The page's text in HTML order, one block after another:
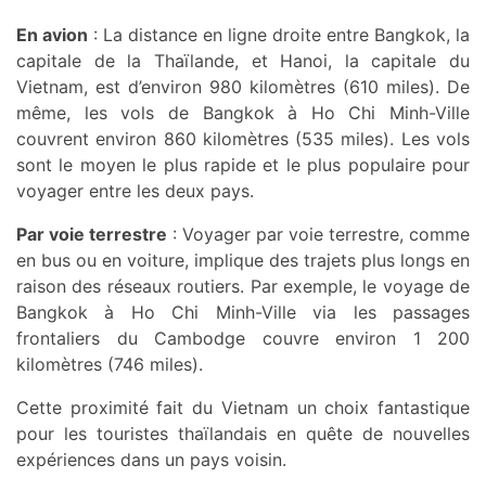
En avion : La distance en ligne droite entre Bangkok, la
capitale de la Thaïlande, et Hanoi, la capitale du
Vietnam, est d’environ 980 kilomètres (610 miles). De
même, les vols de Bangkok à Ho Chi Minh-Ville
couvrent environ 860 kilomètres (535 miles). Les vols
sont le moyen le plus rapide et le plus populaire pour
voyager entre les deux pays.
Par voie terrestre : Voyager par voie terrestre, comme
en bus ou en voiture, implique des trajets plus longs en
raison des réseaux routiers. Par exemple, le voyage de
Bangkok à Ho Chi Minh-Ville via les passages
frontaliers du Cambodge couvre environ 1 200
kilomètres (746 miles).
Cette proximité fait du Vietnam un choix fantastique
pour les touristes thaïlandais en quête de nouvelles
expériences dans un pays voisin.